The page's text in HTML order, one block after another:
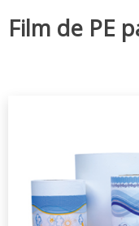
Film de PE